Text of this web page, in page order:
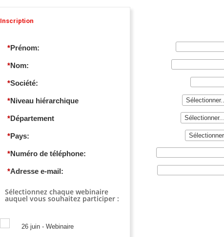
Inscription
*Prénom:
*Nom:
*Société:
*Niveau hiérarchique
*Département
*Pays:
*Numéro de téléphone:
*Adresse e-mail:
Sélectionnez chaque webinaire
auquel vous souhaitez participer :
26 juin - Webinaire